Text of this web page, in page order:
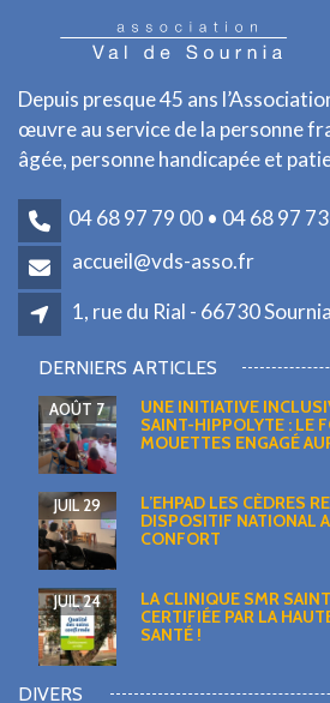
Depuis presque 45 ans
œuvre au service de la personne
âgée, personne handicapée et
04 68 97 79 00 • 04 68 97
accueil@vds-asso.fr
1, rue du Rial - 66730 Sournia
DERNIERS ARTICLES
UNE INITIATIVE
SAINT-HIPPOLYTE : LE
MOUETTES ENGAGÉ
AOÛT 7
L’EHPAD LES CÈDRES
DISPOSITIF NATIONAL
CONFORT
JUIL 29
LA CLINIQUE SMR
CERTIFIÉE PAR LA
SANTÉ !
JUIL 24
DIVERS